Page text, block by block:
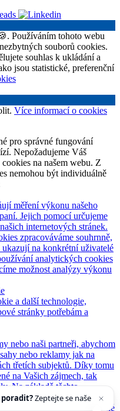
Používáním tohoto webu
souborů cookies.
souhlas k ukládání a
jsou statistické, preferenční
Více informací o cookies
pro správné fungování
Nepožadujeme Váš
na našem webu. Z
nemohou být individuálně
měření výkonu našeho
Jejich pomocí určujeme
internetových stránek.
zpracováváme souhrnně,
na konkrétní uživatelé
analytických cookies
možnost analýzy výkonu
a další technologie,
stránky potřebám a
nebo naši partneři, abychom
nebo reklamy jak na
třetích subjektů. Díky tomu
na Vašich zájmech, tak
Na základě těchto
identifikace
pouze pseudonymizované
se našeho asistenta